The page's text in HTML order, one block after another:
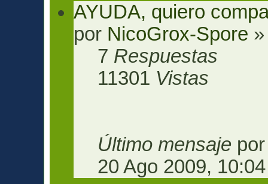
AYUDA, quiero
por NicoGrox-Spore
7 Respuestas
11301 Vistas
Último mensaje
20 Ago 2009, 10:04